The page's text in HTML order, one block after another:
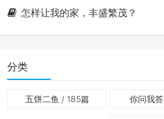
怎样让我的家，丰盛繁茂？
分类
五饼二鱼 / 185篇 你问我答